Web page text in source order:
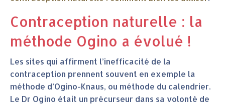
Contraception naturelle : la
méthode Ogino a évolué !
Les sites qui affirment l’inefficacité de la
contraception prennent souvent en exemple la
méthode d’Ogino-Knaus, ou méthode du calendrier.
Le Dr Ogino était un précurseur dans sa volonté de